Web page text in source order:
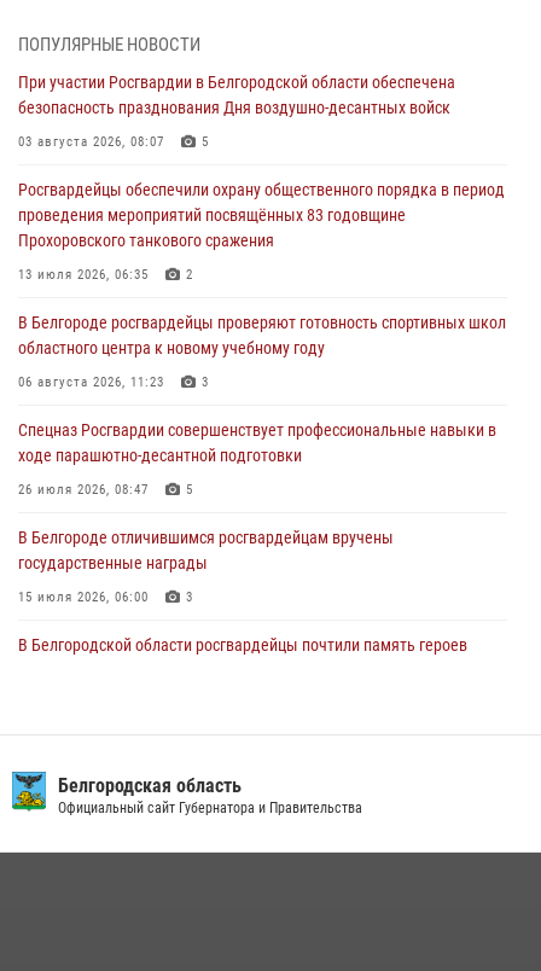
организационно-штатных подразделений Росгвардии с
профессиональным праздником
07 августа 2026, 16:32
В Белгородской области продолжаются межведомственные
проверки объектов образования с участием Росгвардии к новому
учебному году
07 августа 2026, 16:08
Руководитель управления вневедомственной охраны Росгвардии
по Белгородской области принял участие во Всероссийском
совещании-семинаре в Нижнем Новгороде (видео)
В Алексеевском округе росгвардейцы пресекли условное
проникновение в детский лагерь «Солнышко»
ПОПУЛЯРНЫЕ НОВОСТИ
При участии Росгвардии в Белгородской области обеспечена
безопасность празднования Дня воздушно-десантных войск
03 августа 2026, 08:07 5
Росгвардейцы обеспечили охрану общественного порядка в период
проведения мероприятий посвящённых 83 годовщине
Прохоровского танкового сражения
13 июля 2026, 06:35 2
В Белгороде росгвардейцы проверяют готовность спортивных школ
областного центра к новому учебному году
06 августа 2026, 11:23 3
Спецназ Росгвардии совершенствует профессиональные навыки в
ходе парашютно-десантной подготовки
26 июля 2026, 08:47 5
В Белгороде отличившимся росгвардейцам вручены
государственные награды
15 июля 2026, 06:00 3
В Белгородской области росгвардейцы почтили память героев
подготовке спецподразделения в эфире радио «России - Белгород»
22 июля 2026, 14:36
Белгородская область
Официальный сайт Губернатора и Правительства